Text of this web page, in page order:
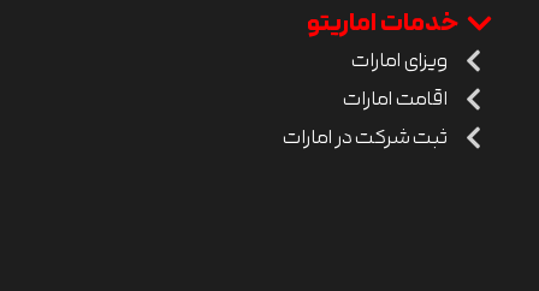
خدمات اماریتو
ویزای امارات
اقامت امارات
ثبت شرکت در امارات